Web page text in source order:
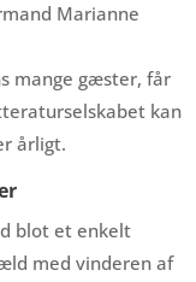
Marianne
mange gæster, får
kan
årligt.
blot et enkelt
med vinderen af